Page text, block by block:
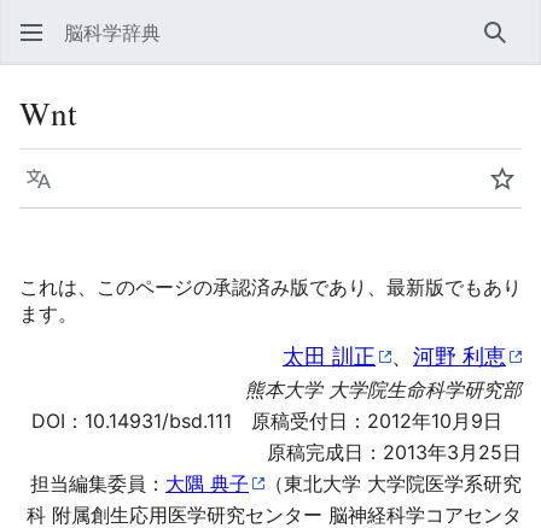
脳科学辞典 検索
Wnt
言語 ウ
これは、このページの承認済み版であり、最新版でもあり
ます。
太田 訓正 、 河野 利恵
熊本大学 大学院生命科学研究部
DOI： 10.14931/bsd.111 原稿受付日：2012年10月9日
原稿完成日：2013年3月25日
担当編集委員： 大隅 典子
（東北大学 大学院医学系研究
科 附属創生応用医学研究センター 脳神経科学コアセンタ